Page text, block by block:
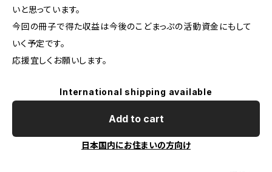
いと思っています。
今回の冊子で得た収益は今後のこどまっぷの活動資金にもして
いく予定です。
応援宜しくお願いします。
International shipping available
Add to cart
日本国内にお住まいの方向け